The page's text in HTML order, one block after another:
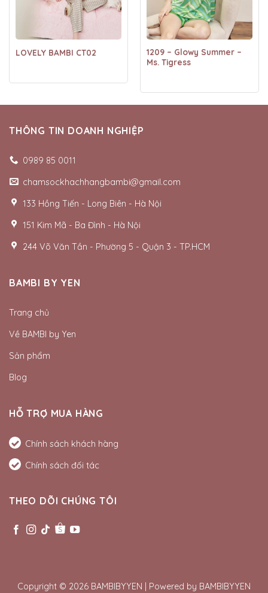
LOVELY BAMBI CT02
1209 – Glowy Summer –
Ms. Tigress
THÔNG TIN DOANH NGHIỆP
0989 85 0011
chamsockhachhangbambi@gmail.com
133 Hồng Tiến - Long Biên - Hà Nội
151 Kim Mã - Ba Đình - Hà Nội
244 Võ Văn Tần - Phường 5 - Quận 3 - TP.HCM
BAMBI BY YEN
Trang chủ
Về BAMBI by Yen
Sản phẩm
Blog
HỖ TRỢ MUA HÀNG
Chính sách khách hàng
Chính sách đối tác
THEO DÕI CHÚNG TÔI
Copyright © 2026 BAMBIBYYEN | Powered by BAMBIBYYEN